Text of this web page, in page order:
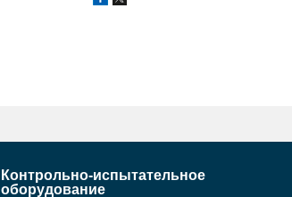
Контрольно-испытательное
оборудование